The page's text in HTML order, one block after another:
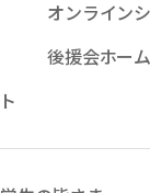
オンライン
後援会ホー